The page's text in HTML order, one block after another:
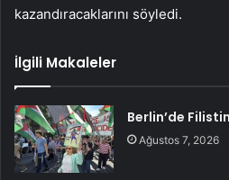
kazandıracaklarını söyledi.
İlgili Makaleler
Berlin’de
Ağustos 7, 2026